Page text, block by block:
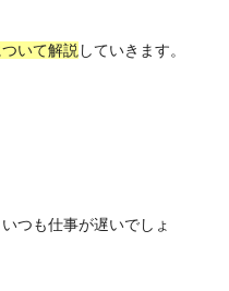
いて解説していきます。
つも仕事が遅いでしょ